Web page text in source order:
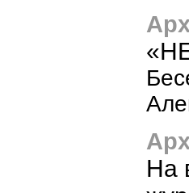
На